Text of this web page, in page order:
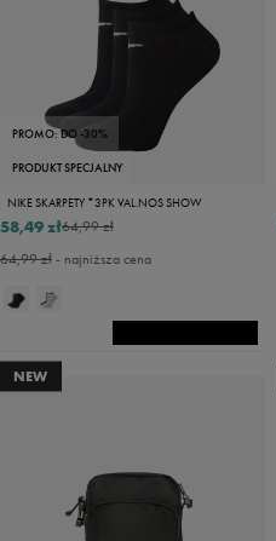
PROMO: DO -30%
PRODUKT SPECJALNY
NIKE SKARPETY *3PK VAL.NOS SHOW
64,99 zł
58,49 zł
64,99 zł- najniższa cena
NEW